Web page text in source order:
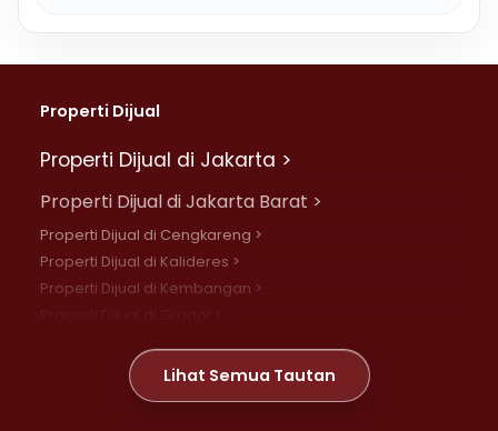
Properti Dijual
Properti Dijual di Jakarta >
Properti Dijual di Jakarta Barat >
Properti Dijual di Cengkareng >
Properti Dijual di Kalideres >
Properti Dijual di Kembangan >
Properti Dijual di Meruya >
Properti Dijual di Jelambar >
Lihat Semua Tautan